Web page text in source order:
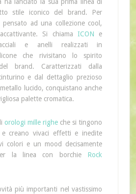
stile iconico del brand. Per
pensato ad una collezione cool,
Si chiama ICON e
e anelli realizzati in
che rivisitano lo spirito
brand. Caratterizzati dalla
e dal dettaglio prezioso
lucido, conquistano anche
palette cromatica.
orologi mille righe che si tingono
creano vivaci effetti e inedite
colori e un mood decisamente
la linea con borchie Rock
più importanti nel vastissimo